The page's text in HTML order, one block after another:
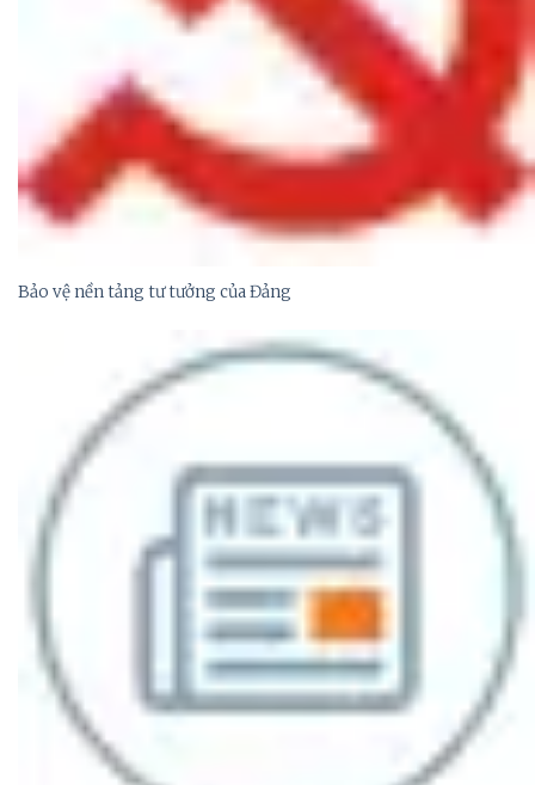
Bảo vệ nền tảng tư tưởng của Đảng